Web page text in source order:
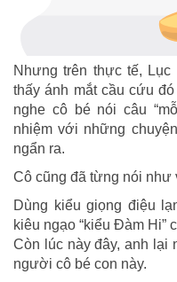
Nhưng trên thực tế,
thấy ánh mắt cầu cứu
nghe cô bé nói câu
nhiệm với những
ngẩn ra.
Cô cũng đã từng nói như
Dùng kiểu giọng điệu
kiêu ngạo “kiểu Đàm Hi”
Còn lúc này đây, anh lại
người cô bé con này.